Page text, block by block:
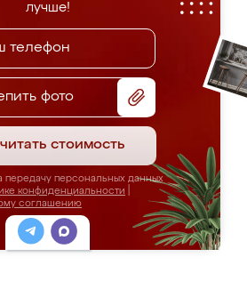
лучше!
фото
стоимость
передачу персональных данных
конфиденциальности
соглашению